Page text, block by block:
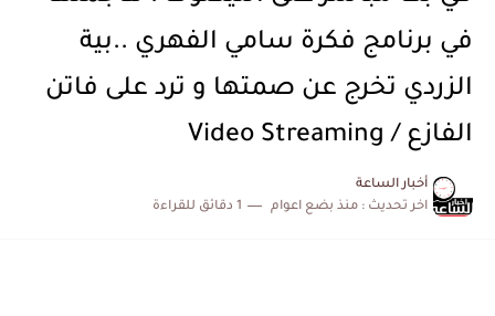
في برنامج فكرة سامي الفهري ..بية
الزردي تخرج عن صمتها و ترد على فاتن
الفازع / Video Streaming
أخبار الساعة
اخر تحديث : منذ بضع اعوام 1 دقائق للقراءة